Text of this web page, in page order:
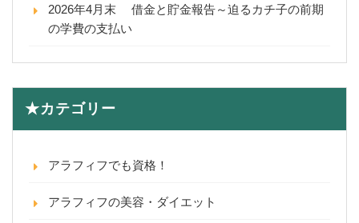
2026年4月末 借金と貯金報告～迫るカチ子の前期
の学費の支払い
★カテゴリー
アラフィフでも資格！
アラフィフの美容・ダイエット